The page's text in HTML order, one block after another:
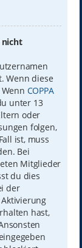
nicht
Wenn diese
COPPA
unter 13
oder
folgen,
ist, muss
Bei
Mitglieder
du dies
der
hast,